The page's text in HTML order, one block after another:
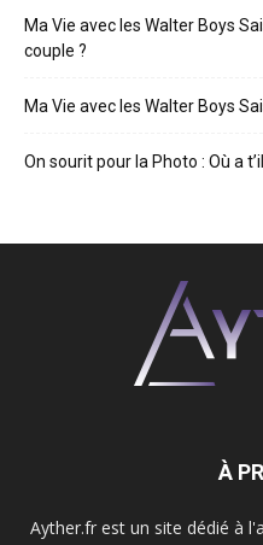
Ma Vie avec les Walter Boys
couple ?
Ma Vie avec les Walter Boys
On sourit pour la Photo : Où a
À
Ayther.fr est un site dédié à